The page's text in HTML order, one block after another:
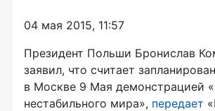
04 мая 2015, 11:57
Президент Польши Бронислав
заявил, что считает
в Москве 9 Мая демонстрацией
нестабильного мира», передает